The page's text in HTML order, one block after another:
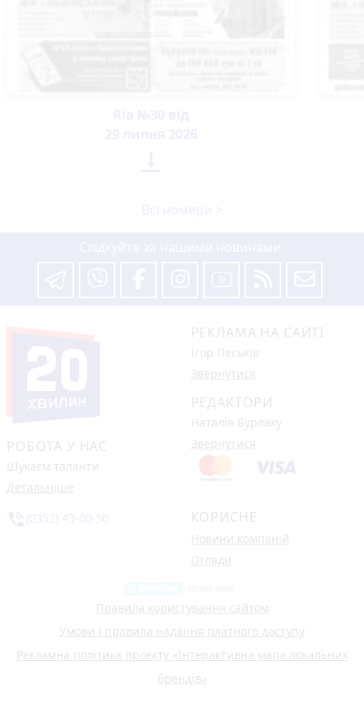
РОБОТА У НАС
Шукаєм таланти
Детальніше
РЕКЛАМА НА САЙТІ
Ігор Леськів
Звернутися
РЕДАКТОРИ
Наталія Бурлаку
Звернутися
КОРИСНЕ
Новини компаній
Огляди
Правила користування сайтом
Умови і правила надання платного доступу
Рекламна політика проєкту «Інтерактивна мапа локальних
брендів»